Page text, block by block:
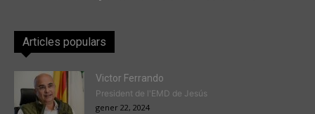
Articles populars
Victor Ferrando
President de l'EMD de Jesús
gener 22, 2024